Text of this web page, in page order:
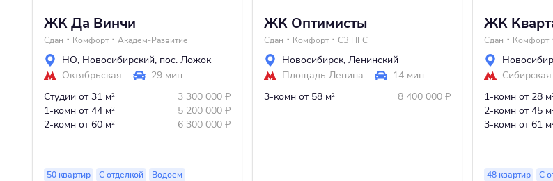
ЖК Да Винчи
Сдан Комфорт Академ-Развитие
НО, Новосибирский, пос. Ложок
Октябрьская
29 мин
Студии от 31 м2 3 300 000 ₽
1-комн от 44 м2 5 200 000 ₽
2-комн от 60 м2 6 300 000 ₽
50 квартир С отделкой
Водоем
ЖК Оптимисты
Сдан Комфорт СЗ НГС
Новосибирск, Ленинский
Площадь Ленина
14 мин
3-комн от 58 м2 8 400 000 ₽
ЖК
Сдан Комфорт
Сибирская
1-комн от 28 м
2-комн от 45 м
3-комн от 61 м
48 квартир С